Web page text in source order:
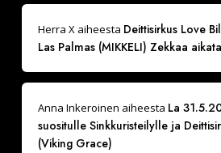
Herra Xaiheesta Deittisirkus Love
Las Palmas (MIKKELI) Zekkaa
Anna Inkeroinen aiheesta La
suositulle Sinkkuristeilylle ja
(Viking Grace)